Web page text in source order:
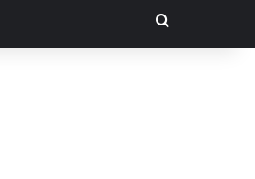
Search for